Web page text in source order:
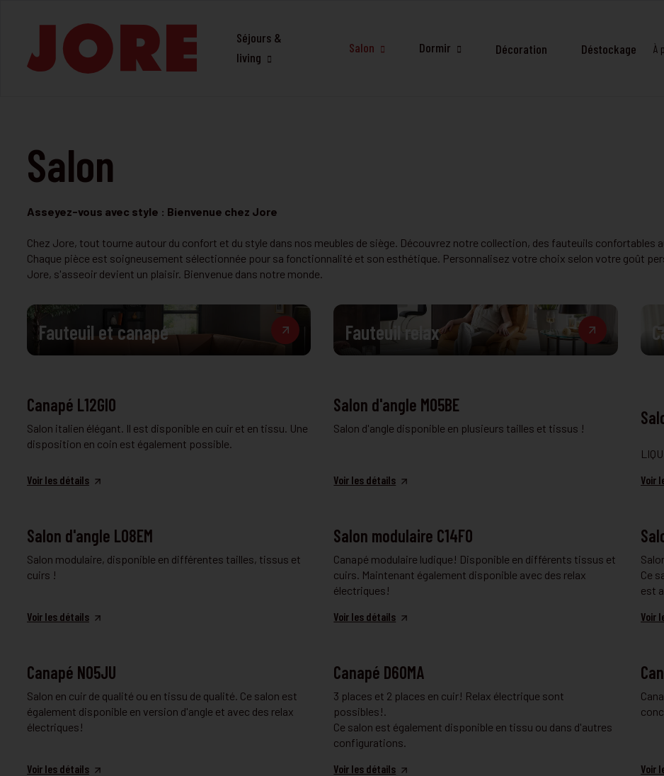
Séjours &
living
Salon Dormir Décoration Déstockage À
Salon
Asseyez-vous avec style : Bienvenue chez Jore
Chez Jore, tout tourne autour du confort et du style dans nos meubles de siège. Découvrez notre collection, des fauteuils confortables
Chaque pièce est soigneusement sélectionnée pour sa fonctionnalité et son esthétique. Personnalisez votre choix selon votre goût
Jore, s'asseoir devient un plaisir. Bienvenue dans notre monde.
Fauteuil et canapé Fauteuil relax
Canapé L12GIO
Salon italien élégant. Il est disponible en cuir et en tissu. Une
disposition en coin est également possible.
Voir les détails
Salon d'angle M05BE
Salon d'angle disponible en plusieurs tailles et tissus !
Voir les détails
Voir
Salon d'angle L08EM
Salon modulaire, disponible en différentes tailles, tissus et
cuirs !
Voir les détails
Salon modulaire C14FO
Canapé modulaire ludique! Disponible en différents tissus et
cuirs. Maintenant également disponible avec des relax
électriques!
Voir les détails
Ce
est
Voir
Canapé N05JU
Salon en cuir de qualité ou en tissu de qualité. Ce salon est
également disponible en version d'angle et avec des relax
électriques!
Voir les détails
Canapé D60MA
3 places et 2 places en cuir! Relax électrique sont
possibles!.
Ce salon est également disponible en tissu ou dans d'autres
configurations.
Voir les détails
Voir